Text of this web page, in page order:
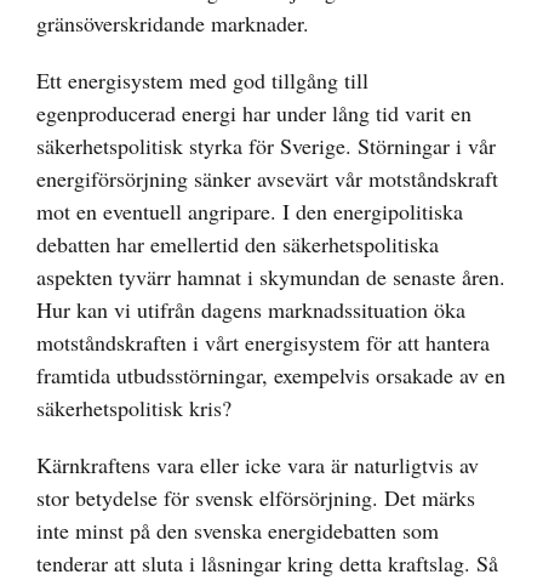
gränsöverskridande marknader.
Ett energisystem med god tillgång till
egenproducerad energi har under lång tid varit en
säkerhetspolitisk styrka för Sverige. Störningar i vår
energiförsörjning sänker avsevärt vår motståndskraft
mot en eventuell angripare. I den energipolitiska
debatten har emellertid den säkerhetspolitiska
aspekten tyvärr hamnat i skymundan de senaste åren.
Hur kan vi utifrån dagens marknadssituation öka
motståndskraften i vårt energisystem för att hantera
framtida utbudsstörningar, exempelvis orsakade av en
säkerhetspolitisk kris?
Kärnkraftens vara eller icke vara är naturligtvis av
stor betydelse för svensk elförsörjning. Det märks
inte minst på den svenska energidebatten som
tenderar att sluta i låsningar kring detta kraftslag. Så